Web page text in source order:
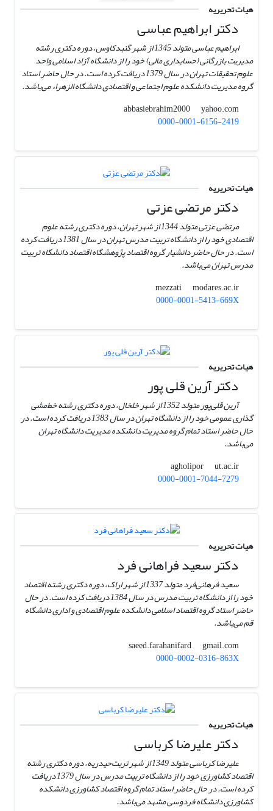
هیات تحریریه
دکتر ابراهیم عباسی
ابراهیم عباسی متولد 1345 از شهر گنبدکاوس، دوره دکتری رشته
مدیریت بازرگانی (حسابداری مالی) خود را از دانشگاه آزاد اسلامی واحد
علوم تحقیقات تهران در سال 1379 دریافت کرده است. در حال حاضر استاد
گروه مدیریت دانشکده علوم اجتماعی و اقتصادی دانشگاه الزهراء می‌باشد.
abbasiebrahim2000
yahoo.com
0000-0001-6156-2419
هیات تحریریه
دکتر مرتضی عزتی
مرتضی عزتی متولد 1344 از شهر تهران، دوره دکتری رشته علوم
اقتصادی خود را از دانشگاه تربیت مدرس تهران در سال 1381 دریافت کرده
است. در حال حاضر دانشیار گروه اقتصاد پژوهشگاه اقتصاد دانشگاه تربیت
مدرس تهران می‌باشد.
mezzati
modares.ac.ir
0000-0001-5413-669X
هیات تحریریه
دکتر آرین قلی پور
آرین قلی‌پور متولد 1352 از شهر خلخال، دوره دکتری رشته خط‌مشی
گذاری عمومی خود را از دانشگاه تهران در سال 1383 دریافت کرده است. در
حال حاضر استاد تمام گروه مدیریت دانشکده مدیریت دانشگاه تهران
می‌باشد.
agholipor
ut.ac.ir
0000-0001-7044-7279
هیات تحریریه
دکتر سعید فراهانی فرد
سعید فرهانی‌فرد متولد 1337 از شهر اراک، دوره دکتری رشته اقتصاد
خود را از دانشگاه تربیت مدرس در سال 1384 دریافت کرده است. در حال
حاضر استاد گروه اقتصاد اسلامی دانشکده علوم اقتصادی و اداری دانشگاه
قم می‌باشد.
saeed.farahanifard
gmail.com
0000-0002-0316-863X
هیات تحریریه
دکتر علیرضا کرباسی
علیرضا کرباسی متولد 1349 از شهر تربت‌حیدریه، دوره دکتری رشته
اقتصاد کشاورزی خود را از دانشگاه تربیت مدرس در سال 1379 دریافت
کرده است. در حال حاضر استاد تمام گروه اقتصاد کشاورزی دانشکده
کشاورزی دانشگاه فردوسی مشهد می‌باشد.